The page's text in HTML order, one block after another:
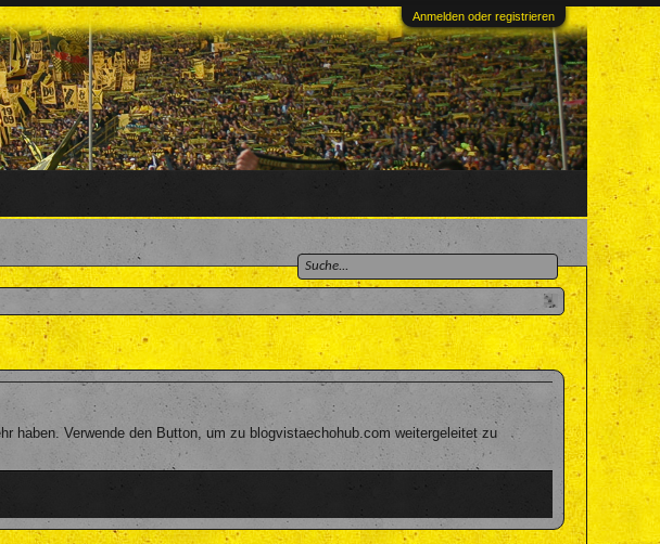
Anmelden oder registrieren
haben. Verwende den Button, um zu blogvistaechohub.com weitergeleitet zu